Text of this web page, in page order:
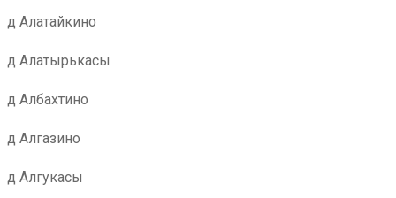
д Алатайкино
д Алатырькасы
д Албахтино
д Алгазино
д Алгукасы